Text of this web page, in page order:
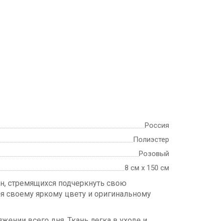
Россия
Полиэстер
Розовый
8 см х 150 см
стремящихся подчеркнуть свою
своему яркому цвету и оригинальному